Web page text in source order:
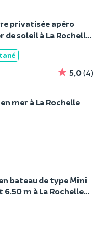
privatisée apéro
de soleil à La Rochelle
5,0(4)
mer à La Rochelle
bateau de type Mini
6.50 m à La Rochelle